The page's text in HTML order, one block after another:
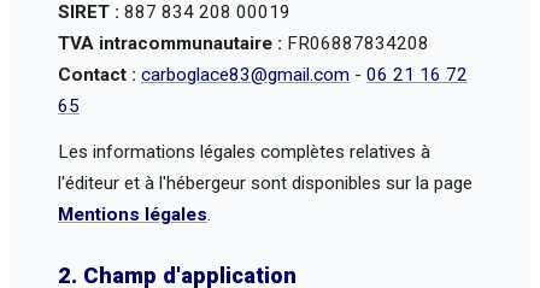
SIRET : 887 834 208 00019
TVA intracommunautaire : FR06887834208
Contact : carboglace83@gmail.com - 06 21 16 72
65
Les informations légales complètes relatives à
l'éditeur et à l'hébergeur sont disponibles sur la page
Mentions légales.
2. Champ d'application